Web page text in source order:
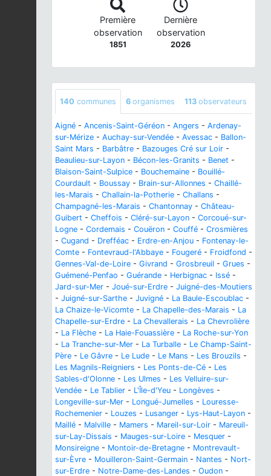
Première
observation
1851
Dernière
observation
2026
140 communes 6 organismes 113 observateurs
Aigné - Ancenis-Saint-Géréon - Angers - Ardenay-
sur-Mérize - Auchay-sur-Vendée - Avessac - Ballon-
Saint Mars - Barbâtre - Bazouges Cré sur Loir -
Beaulieu-sur-Layon - Bécon-les-Granits - Benet -
Blaison-Saint-Sulpice - Bouchemaine - Bouillé-
Courdault - Boussay - Brain-sur-Allonnes - Chaillé-
les-Marais - Challain-la-Potherie - Challans -
Champagné-les-Marais - Chantonnay - Château-
Guibert - Cheffois - Cléré-sur-Layon - Corcoué-sur-
Logne - Cordemais - Couëron - Couffé - Crosmières
- Cugand - Drefféac - Erdre-en-Anjou - Fontenay-le-
Comte - Fontevraud-l'Abbaye - Fougeré - Froidfond -
Gennes-Val-de-Loire - Givrand - Grosbreuil - Grues -
Guémené-Penfao - Guérande - Herbignac - Issé -
Jard-sur-Mer - Joué-sur-Erdre - Juigné-des-Moutiers
- Juigné-sur-Sarthe - Juvigné - La Baule-Escoublac -
La Chaize-le-Vicomte - La Chapelle-des-Marais - La
Chapelle-sur-Erdre - La Chevallerais - La Chevrolière
- La Flèche - La Haie-Fouassière - La Roche-sur-Yon
- La Tranche-sur-Mer - La Turballe - Le Champ-Saint-
Père - Le Gâvre - Le Lude - Le Mans - Les Brouzils -
Les Magnils-Reigniers - Les Ponts-de-Cé - Les
Sables-d'Olonne - Les Ulmes - Les Velluire-sur-
Vendée - Le Tablier - L'Île-d'Yeu - Longèves -
Longeville-sur-Mer - Longué-Jumelles - Louresse-
Rochemenier - Louzes - Lusanger - Lys-Haut-Layon -
Maillé - Malville - Mamers - Mareil-sur-Loir - Mareuil-
sur-Lay-Dissais - Mauges-sur-Loire - Mesquer -
Monsireigne - Montoir-de-Bretagne - Montrevault-
sur-Èvre - Mouilleron-Saint-Germain - Nantes - Nort-
sur-Erdre - Notre-Dame-des-Landes - Oudon -